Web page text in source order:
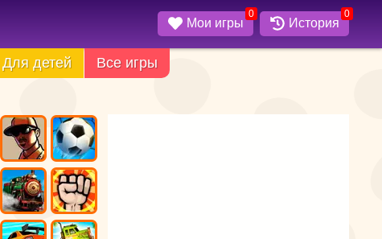
Мои игры
0
История
0
Для детей Все игры